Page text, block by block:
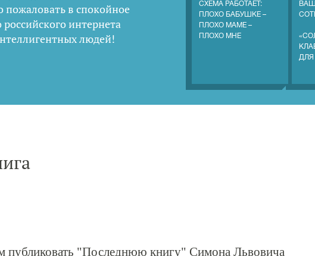
пожаловать в спокойное
российского интернета
людей!
СХЕМА РАБОТАЕТ:
ПЛОХО БАБУШКЕ –
ПЛОХО МАМЕ –
ПЛОХО МНЕ
публиковать "Последнюю книгу" Симона Львовича